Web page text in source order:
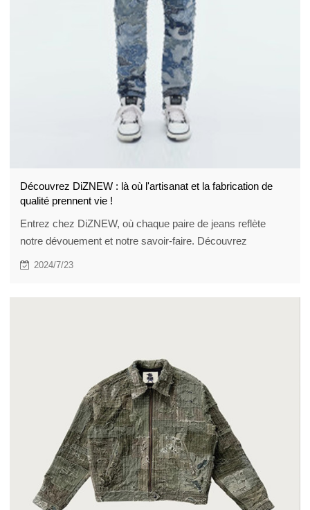
Découvrez DiZNEW : là où l'artisanat et la fabrication de
qualité prennent vie !
Entrez chez DiZNEW, où chaque paire de jeans reflète
notre dévouement et notre savoir-faire. Découvrez
comment nos artisans qualifiés fabriquent des tissus haut
2024/7/23